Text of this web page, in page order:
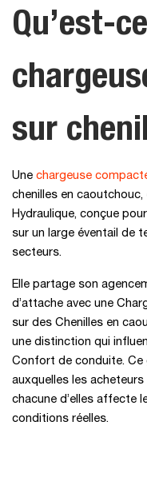
Qu’est-
sur
Une chargeuse
chenilles en
Hydraulique, conçue
sur un large éventail de
secteurs.
Elle partage son
d’attache avec une
sur des Chenilles en
une distinction qui
Confort de conduite. Ce
auxquelles les
chacune d’elles affecte
conditions réelles.